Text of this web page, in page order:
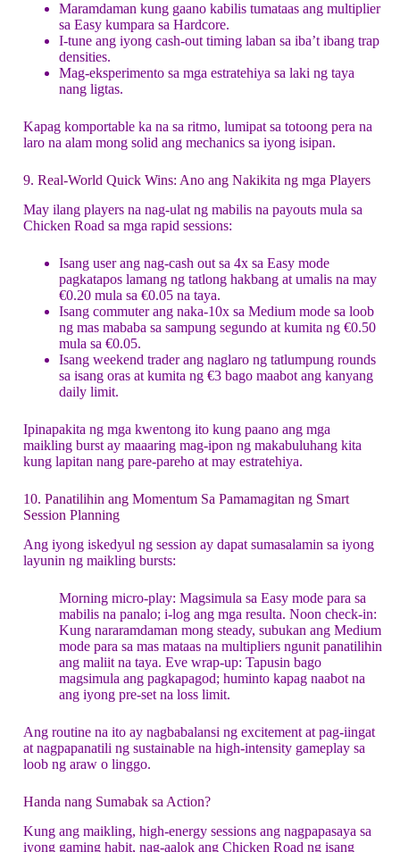
Maramdaman kung gaano kabilis tumataas ang multiplier
sa Easy kumpara sa Hardcore.
I-tune ang iyong cash‑out timing laban sa iba’t ibang trap
densities.
Mag-eksperimento sa mga estratehiya sa laki ng taya
nang ligtas.
Kapag komportable ka na sa ritmo, lumipat sa totoong pera na
laro na alam mong solid ang mechanics sa iyong isipan.
9. Real‑World Quick Wins: Ano ang Nakikita ng mga Players
May ilang players na nag-ulat ng mabilis na payouts mula sa
Chicken Road sa mga rapid sessions:
Isang user ang nag-cash out sa 4x sa Easy mode
pagkatapos lamang ng tatlong hakbang at umalis na may
€0.20 mula sa €0.05 na taya.
Isang commuter ang naka-10x sa Medium mode sa loob
ng mas mababa sa sampung segundo at kumita ng €0.50
mula sa €0.05.
Isang weekend trader ang naglaro ng tatlumpung rounds
sa isang oras at kumita ng €3 bago maabot ang kanyang
daily limit.
Ipinapakita ng mga kwentong ito kung paano ang mga
maikling burst ay maaaring mag-ipon ng makabuluhang kita
kung lapitan nang pare-pareho at may estratehiya.
10. Panatilihin ang Momentum Sa Pamamagitan ng Smart
Session Planning
Ang iyong iskedyul ng session ay dapat sumasalamin sa iyong
layunin ng maikling bursts:
Morning micro‑play: Magsimula sa Easy mode para sa
mabilis na panalo; i-log ang mga resulta. Noon check‑in:
Kung nararamdaman mong steady, subukan ang Medium
mode para sa mas mataas na multipliers ngunit panatilihin
ang maliit na taya. Eve wrap‑up: Tapusin bago
magsimula ang pagkapagod; huminto kapag naabot na
ang iyong pre‑set na loss limit.
Ang routine na ito ay nagbabalansi ng excitement at pag-iingat
at nagpapanatili ng sustainable na high‑intensity gameplay sa
loob ng araw o linggo.
Handa nang Sumabak sa Action?
Kung ang maikling, high‑energy sessions ang nagpapasaya sa
iyong gaming habit, nag-aalok ang Chicken Road ng isang